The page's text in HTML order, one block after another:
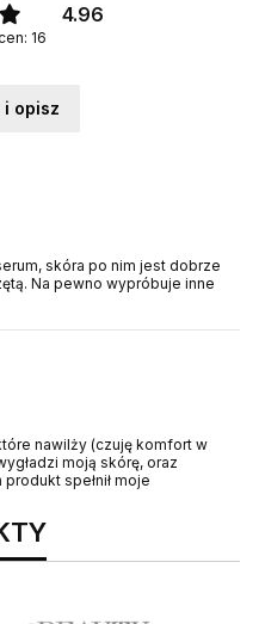
4.96
16
i opisz
skóra po nim jest dobrze
Na pewno wypróbuje inne
nawilży (czuję komfort w
moją skórę, oraz
spełnił moje